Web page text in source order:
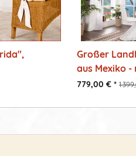
Großer
aus Mexiko -
779,00 € *